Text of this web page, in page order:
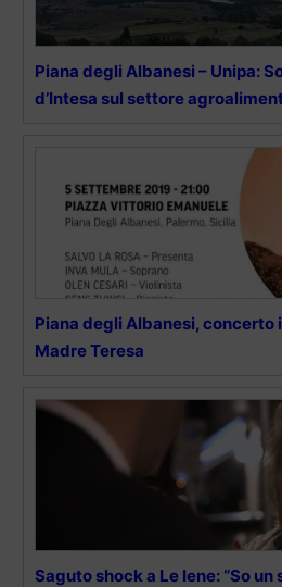
Piana degli Albanesi – Unipa:
d’Intesa sul settore
Piana degli Albanesi, concerto
Madre Teresa
Saguto shock a Le Iene: “So un